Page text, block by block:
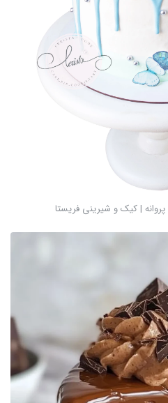
| کیک و شیرینی فریستا